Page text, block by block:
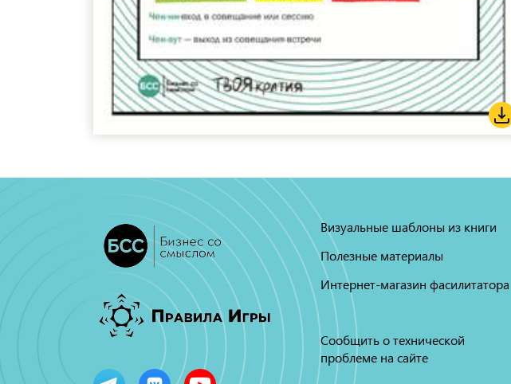
Визуальные шаблоны из книги
Полезные материалы
Интернет-магазин фасилитатора
Сообщить о технической
проблеме на сайте